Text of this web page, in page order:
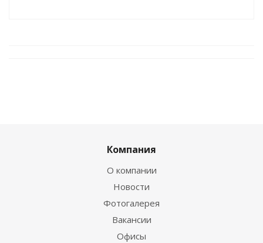
Компания
О компании
Новости
Фотогалерея
Вакансии
Офисы